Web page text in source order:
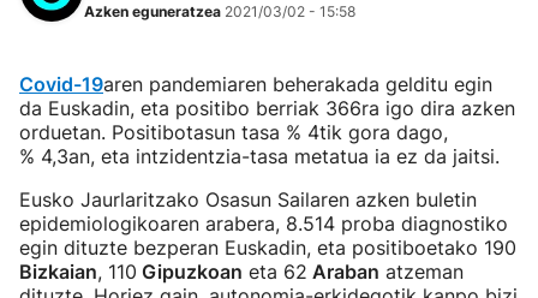
Azken eguneratzea 2021/03/02 - 15:58
Covid-19aren pandemiaren beherakada gelditu egin
da Euskadin, eta positibo berriak 366ra igo dira azken
orduetan. Positibotasun tasa % 4tik gora dago,
% 4,3an, eta intzidentzia-tasa metatua ia ez da jaitsi.
Eusko Jaurlaritzako Osasun Sailaren azken buletin
epidemiologikoaren arabera, 8.514 proba diagnostiko
egin dituzte bezperan Euskadin, eta positiboetako 190
Bizkaian, 110 Gipuzkoan eta 62 Araban atzeman